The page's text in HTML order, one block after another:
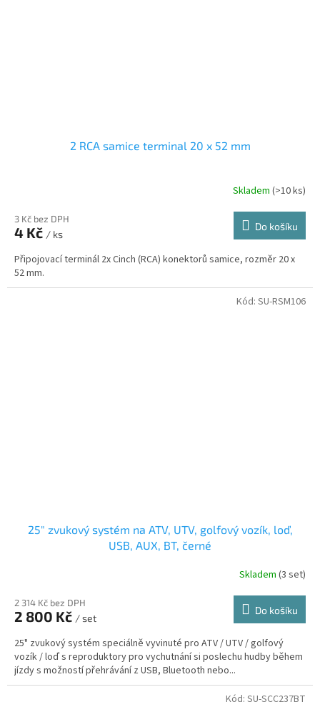
2 RCA samice terminal 20 x 52 mm
Skladem (>10 ks)
3 Kč bez DPH
4 Kč / ks
Do košíku
Připojovací terminál 2x Cinch (RCA) konektorů samice, rozměr 20 x
52 mm.
25" zvukový systém na ATV, UTV, golfový vozík, loď,
USB, AUX, BT, černé
Skladem (3 set)
2 314 Kč bez DPH
2 800 Kč / set
Do košíku
25" zvukový systém speciálně vyvinuté pro ATV / UTV / golfový
vozík / loď s reproduktory pro vychutnání si poslechu hudby během
jízdy s možností přehrávání z USB, Bluetooth nebo...
Kód: SU-RSM106
Kód: SU-SCC237BT